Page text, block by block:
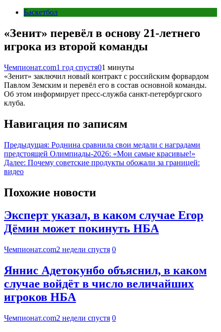
Баскетбол
«Зенит» перевёл в основу 21-летнего
игрока из второй команды
Чемпионат.com1 год спустя01 минуты
«Зенит» заключил новый контракт с российским форвардом
Павлом Земским и перевёл его в состав основной команды.
Об этом информирует пресс-служба санкт-петербургского
клуба.
Навигация по записям
Предыдущая: Роднина сравнила свои медали с наградами
предстоящей Олимпиады‑2026: «Мои самые красивые!»
Далее: Почему советские продукты обожали за границей:
видео
Похожие новости
Эксперт указал, в каком случае Егор
Дёмин может покинуть НБА
Чемпионат.com2 недели спустя 0
Яннис Адетокунбо объяснил, в каком
случае войдёт в число величайших
игроков НБА
Чемпионат.com2 недели спустя 0